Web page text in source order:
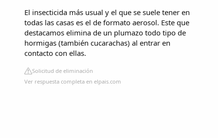
El insecticida más usual y el que se suele tener en
todas las casas es el de formato aerosol. Este que
destacamos elimina de un plumazo todo tipo de
hormigas (también cucarachas) al entrar en
contacto con ellas.
Solicitud de eliminación
Ver respuesta completa en elpais.com